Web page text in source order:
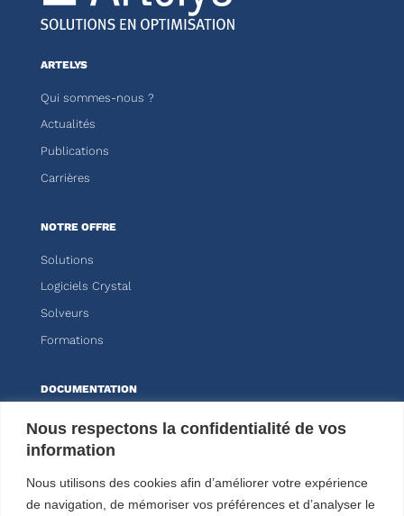
Nous respectons la confidentialité de vos
information
Nous utilisons des cookies afin d’améliorer votre expérience
de navigation, de mémoriser vos préférences et d’analyser le
ARTELYS
Qui sommes-nous ?
Actualités
Publications
Carrières
NOTRE OFFRE
Solutions
Logiciels Crystal
Solveurs
Formations
DOCUMENTATION
Kalis
ESPACE CLIENT